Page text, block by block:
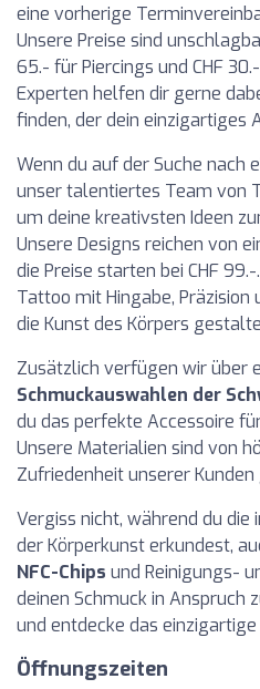
eine vorherige
Unsere Preise sind
65.- für Piercings und CHF
Experten helfen dir gerne
finden, der dein einzigartiges
Wenn du auf der Suche nach
unser talentiertes Team von
um deine kreativsten Ideen
Unsere Designs reichen von
die Preise starten bei CHF
Tattoo mit Hingabe,
die Kunst des Körpers
Zusätzlich verfügen wir über
Schmuckauswahlen der
du das perfekte Accessoire
Unsere Materialien sind von
Zufriedenheit unserer
Vergiss nicht, während du
der Körperkunst erkundest,
NFC-Chips und Reinigungs-
deinen Schmuck in Anspruch
und entdecke das
Öffnungszeiten